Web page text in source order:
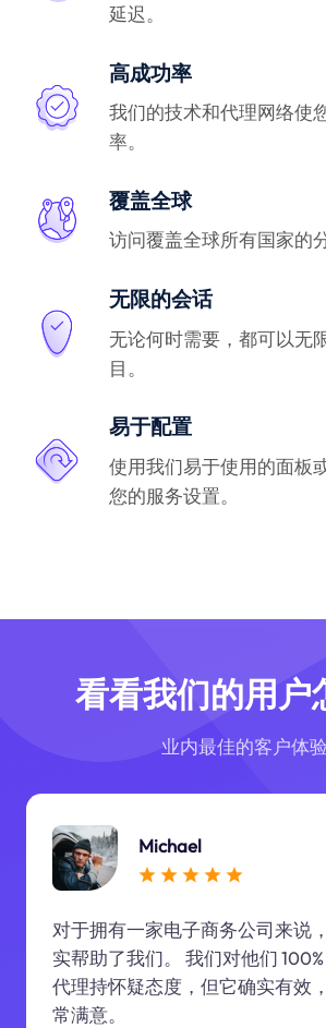
延迟。
高成功率
我们的技术和代理网络使
率。
覆盖全球
访问覆盖全球所有国家的
无限的会话
无论何时需要，都可以无
目。
易于配置
使用我们易于使用的面板
您的服务设置。
看看我们的用户
业内最佳的客户体验
Michael
对于拥有一家电子商务公司来说
实帮助了我们。 我们对他们
代理持怀疑态度，但它确实有效
常满意。